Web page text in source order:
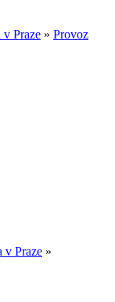
v Praze » Provoz
v Praze »